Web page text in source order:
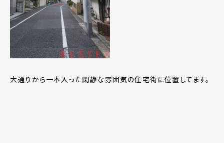
大通りから一本入った閑静な雰囲気の住宅街に位置してます。